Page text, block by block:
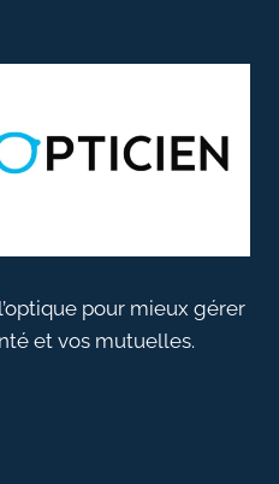
pour mieux gérer
et vos mutuelles.